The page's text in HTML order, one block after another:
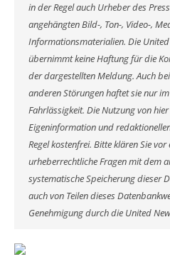
in der Regel auch Urheber des
angehängten Bild-, Ton-, Video-,
Informationsmaterialien. Die
übernimmt keine Haftung für die
der dargestellten Meldung. Auch
anderen Störungen haftet sie nur
Fahrlässigkeit. Die Nutzung von
Eigeninformation und
Regel kostenfrei. Bitte klären Sie
urheberrechtliche Fragen mit dem
systematische Speicherung dieser
auch von Teilen dieses
Genehmigung durch die United